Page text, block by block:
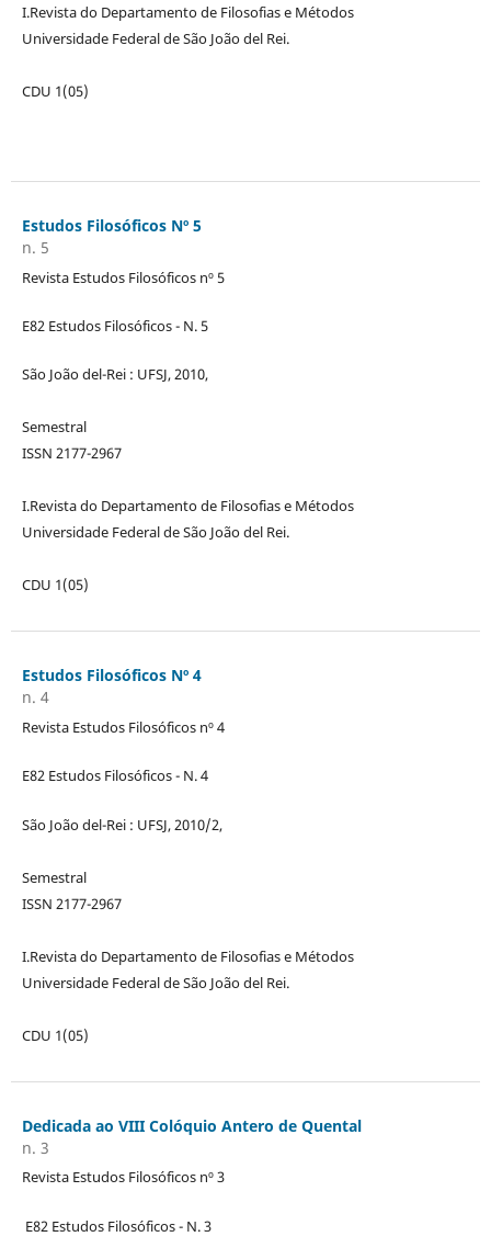
I.Revista do Departamento de Filosofias e Métodos
Universidade Federal de São João del Rei.
CDU 1(05)
Estudos Filosóficos Nº 5
n. 5
Revista Estudos Filosóficos nº 5
E82 Estudos Filosóficos - N. 5
São João del-Rei : UFSJ, 2010,
Semestral
ISSN 2177-2967
I.Revista do Departamento de Filosofias e Métodos
Universidade Federal de São João del Rei.
CDU 1(05)
Estudos Filosóficos Nº 4
n. 4
Revista Estudos Filosóficos nº 4
E82 Estudos Filosóficos - N. 4
São João del-Rei : UFSJ, 2010/2,
Semestral
ISSN 2177-2967
I.Revista do Departamento de Filosofias e Métodos
Universidade Federal de São João del Rei.
CDU 1(05)
Dedicada ao VIII Colóquio Antero de Quental
n. 3
Revista Estudos Filosóficos nº 3
E82 Estudos Filosóficos - N. 3